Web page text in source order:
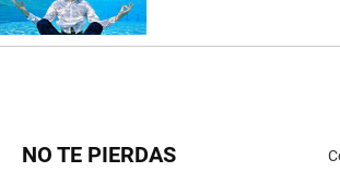
NO TE PIERDAS